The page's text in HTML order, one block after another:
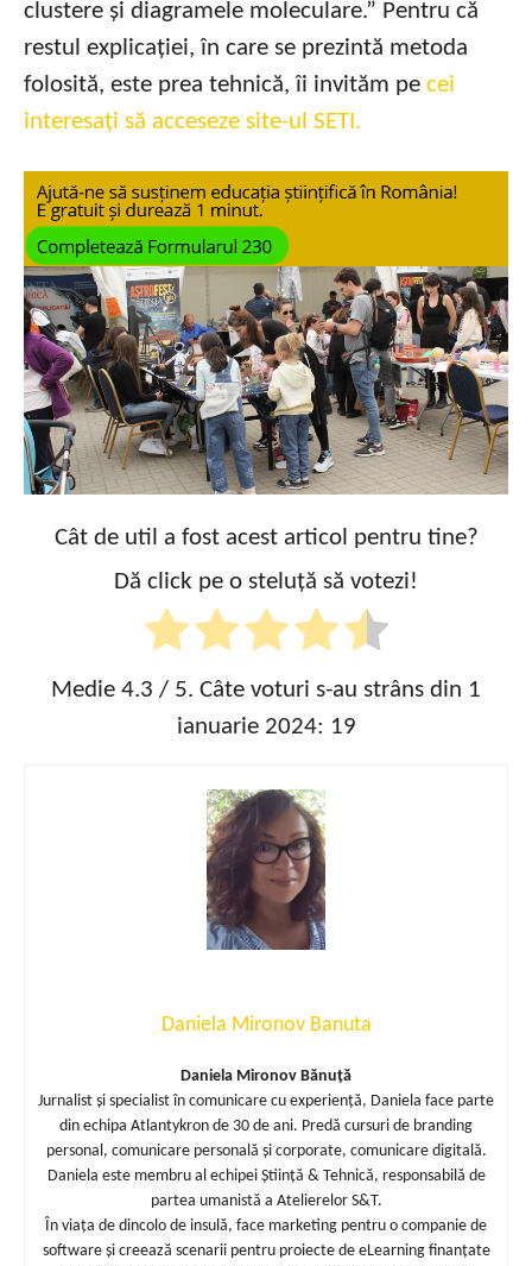
clustere și diagramele moleculare.” Pentru că
restul explicației, în care se prezintă metoda
folosită, este prea tehnică, îi invităm pe cei
interesați să acceseze site-ul SETI.
Cât de util a fost acest articol pentru tine?
Dă click pe o steluță să votezi!
Medie 4.3 / 5. Câte voturi s-au strâns din 1
ianuarie 2024: 19
Daniela Mironov Banuta
Daniela Mironov Bănuță
Jurnalist și specialist în comunicare cu experiență, Daniela face parte
din echipa Atlantykron de 30 de ani. Predă cursuri de branding
personal, comunicare personală și corporate, comunicare digitală.
Daniela este membru al echipei Știință & Tehnică, responsabilă de
partea umanistă a Atelierelor S&T.
În viața de dincolo de insulă, face marketing pentru o companie de
software și creează scenarii pentru proiecte de eLearning finanțate